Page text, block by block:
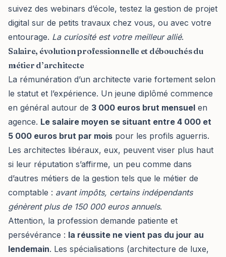
suivez des webinars d’école, testez la gestion de projet
digital sur de petits travaux chez vous, ou avec votre
entourage. La curiosité est votre meilleur allié.
Salaire, évolution professionnelle et débouchés du
métier d’architecte
La rémunération d’un architecte varie fortement selon
le statut et l’expérience. Un jeune diplômé commence
en général autour de 3 000 euros brut mensuel en
agence. Le salaire moyen se situant entre 4 000 et
5 000 euros brut par mois pour les profils aguerris.
Les architectes libéraux, eux, peuvent viser plus haut
si leur réputation s’affirme, un peu comme dans
d’autres métiers de la gestion tels que le métier de
comptable : avant impôts, certains indépendants
génèrent plus de 150 000 euros annuels.
Attention, la profession demande patiente et
persévérance : la réussite ne vient pas du jour au
lendemain. Les spécialisations (architecture de luxe,